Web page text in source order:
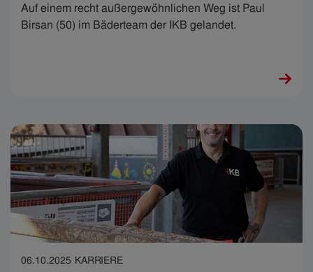
Auf einem recht außergewöhnlichen Weg ist Paul
Birsan (50) im Bäderteam der IKB gelandet.
06.10.2025 KARRIERE